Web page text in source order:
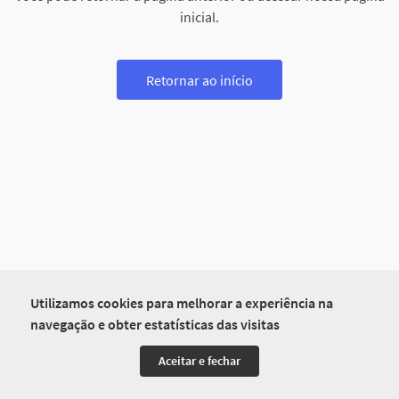
Utilizamos cookies para melhorar a experiência na
navegação e obter estatísticas das visitas
Aceitar e fechar
inicial.
Retornar ao início